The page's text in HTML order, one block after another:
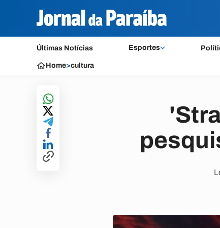
Últimas Notícias Esportes
Home>cultura